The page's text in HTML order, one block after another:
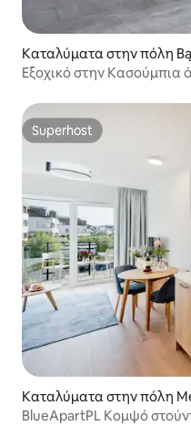
Καταλύματα στην πόλη
Εξοχικό στην Κασούμπια
Superhost
Superhost
Καταλύματα στην πόλη
BlueApartPL Κομψό